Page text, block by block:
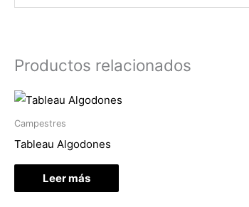
Productos relacionados
Campestres
Tableau Algodones
Leer más